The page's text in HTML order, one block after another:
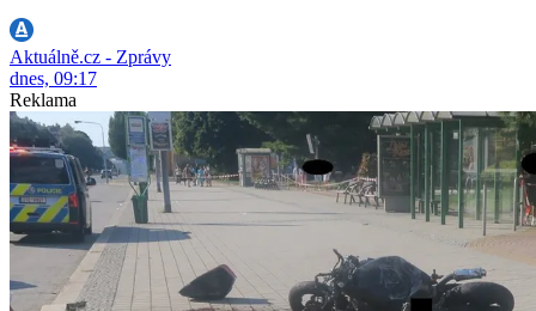
Aktuálně.cz - Zprávy
dnes, 09:17
Reklama